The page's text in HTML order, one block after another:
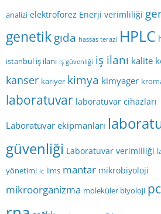
analizi elektroforez Enerji verimliliği
genetikgıda hassas terazi HPLC
istanbul iş ilanı iş güvenliği iş ilanı kalite
kanser kariyer kimya kimyager
laboratuvar laboratuvar cihazları
Laboratuvar ekipmanları
güvenliği Laboratuvar verimliliği
yönetimi lc lims mantar mikrobiyoloji
mikroorganizma moleküler biyoloji